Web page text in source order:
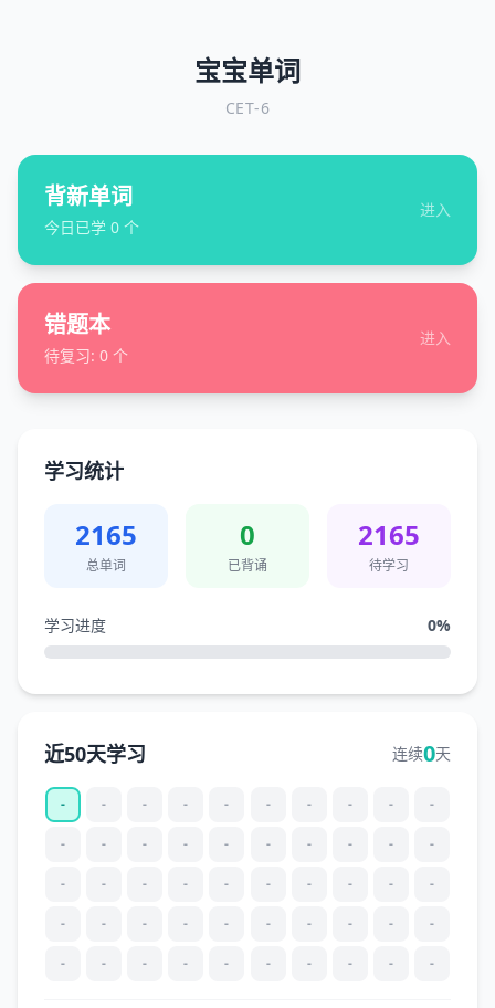
宝宝单词
CET-6
背新单词
今日已学 0 个
进入
错题本
待复习: 0 个
进入
学习统计
2165
总单词
0
已背诵
2165
待学习
学习进度 0%
近50天学习 连续0天
- - - - - - - - - -
- - - - - - - - - -
- - - - - - - - - -
- - - - - - - - - -
- - - - - - - - - -